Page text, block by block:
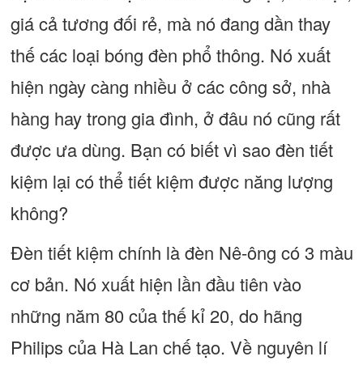
giá cả tương đối rẻ, mà nó đang dần thay
thế các loại bóng đèn phổ thông. Nó xuất
hiện ngày càng nhiều ở các công sở, nhà
hàng hay trong gia đình, ở đâu nó cũng rất
được ưa dùng. Bạn có biết vì sao đèn tiết
kiệm lại có thể tiết kiệm được năng lượng
không?
Đèn tiết kiệm chính là đèn Nê-ông có 3 màu
cơ bản. Nó xuất hiện lần đầu tiên vào
những năm 80 của thế kỉ 20, do hãng
Philips của Hà Lan chế tạo. Về nguyên lí